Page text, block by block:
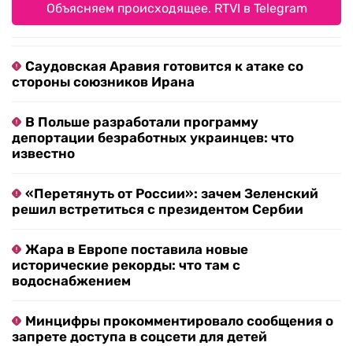
Объясняем происходящее. RTVI в Telegram
Саудовская Аравия готовится к атаке со
стороны союзников Ирана
В Польше разработали программу
депортации безработных украинцев: что
известно
«Перетянуть от России»: зачем Зеленский
решил встретиться с президентом Сербии
Жара в Европе поставила новые
исторические рекорды: что там с
водоснабжением
Минцифры прокомментировало сообщения о
запрете доступа в соцсети для детей